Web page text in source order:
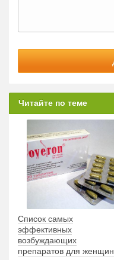
Читайте по теме
Список самых
эффективных
возбуждающих
препаратов для женщин